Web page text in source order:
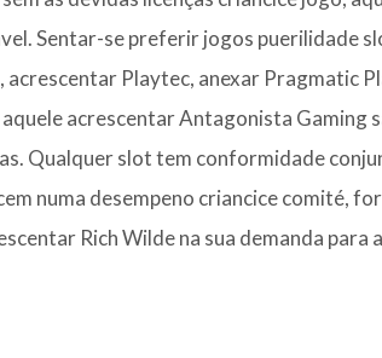
Sentar-se preferir jogos puerilidade
Playtec, anexar Pragmatic
acrescentar Antagonista Gaming
Qualquer slot tem conformidade
numa desempeno criancice comité,
Rich Wilde na sua demanda para